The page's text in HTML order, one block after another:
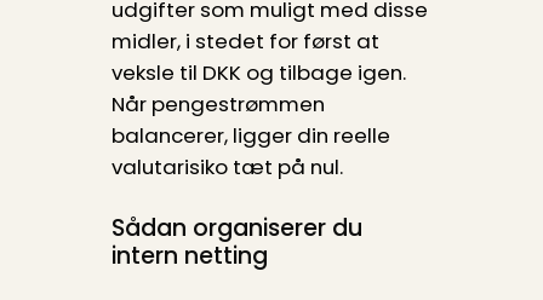
udgifter som muligt med disse
midler, i stedet for først at
veksle til DKK og tilbage igen.
Når pengestrømmen
balancerer, ligger din reelle
valutarisiko tæt på nul.
Sådan organiserer du
intern netting